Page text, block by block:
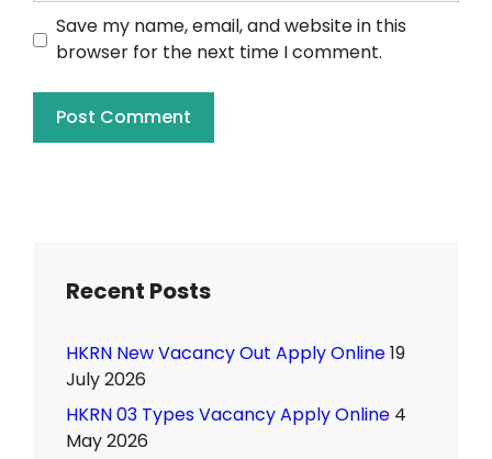
Save my name, email, and website in this
browser for the next time I comment.
Recent Posts
HKRN New Vacancy Out Apply Online19
July 2026
HKRN 03 Types Vacancy Apply Online 4
May 2026